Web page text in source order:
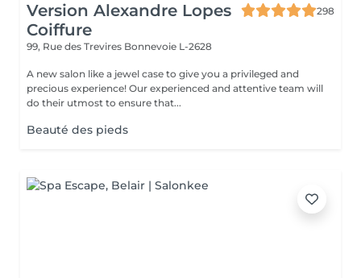
Version Alexandre Lopes
Coiffure
298
99, Rue des Trevires Bonnevoie L-2628
A new salon like a jewel case to give you a privileged and
precious experience! Our experienced and attentive team will
do their utmost to ensure that...
Beauté des pieds